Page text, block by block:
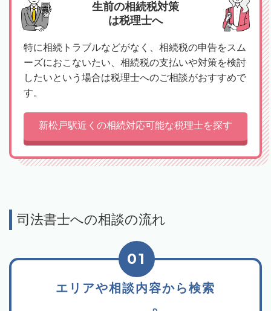
生前の相続税対策
は税理士へ
特に相続トラブルなどがなく、相続税の申告をスム
ーズにおこないたい、相続税の支払いや対策を検討
したいという場合は税理士へのご相談がおすすめで
す。
新松戸駅近くの相続対応可能な税理士を探す
司法書士への相談の流れ
エリアや相談内容から検索
01